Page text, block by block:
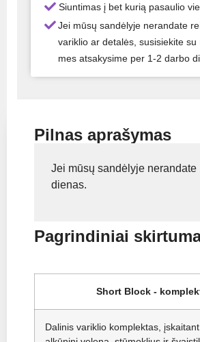
Siuntimas į bet kurią pasaulio
Jei mūsų sandėlyje nerandate
variklio ar detalės, susisiekite su
mes atsakysime per 1-2 darbo
Pilnas aprašymas
Jei mūsų sandėlyje
dienas.
Pagrindiniai
Short Block -
Dalinis variklio komplektas,